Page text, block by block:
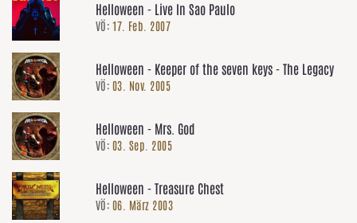
Helloween - Live In Sao Paulo
VÖ: 17. Feb. 2007
Helloween - Keeper of the seven keys - The Legacy
VÖ: 03. Nov. 2005
Helloween - Mrs. God
VÖ: 03. Sep. 2005
Helloween - Treasure Chest
VÖ: 06. März 2003